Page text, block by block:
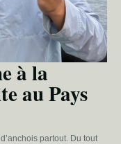
à la
au Pays
partout. Du tout